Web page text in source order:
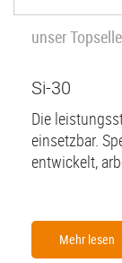
unser
Si-30
Die
einsetzbar.
entwickelt,
Mehr lesen